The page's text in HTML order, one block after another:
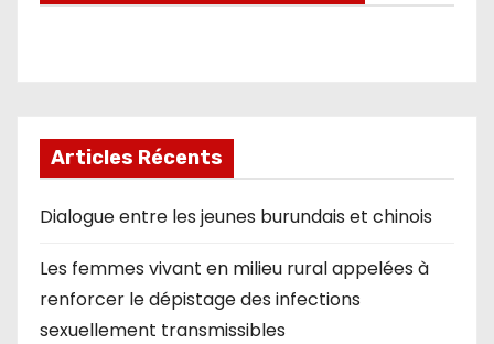
Articles Récents
Dialogue entre les jeunes burundais et chinois
Les femmes vivant en milieu rural appelées à
renforcer le dépistage des infections
sexuellement transmissibles